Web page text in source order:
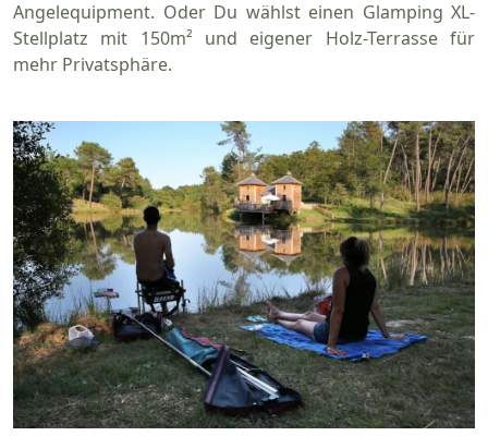
Angelequipment. Oder Du wählst einen Glamping XL-
Stellplatz mit 150m² und eigener Holz-Terrasse für
mehr Privatsphäre.